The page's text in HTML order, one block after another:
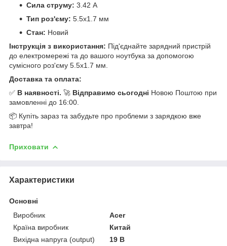
Сила струму: 3.42 А
Тип роз'єму: 5.5x1.7 мм
Стан: Новий
Інструкція з використання: Під'єднайте зарядний пристрій
до електромережі та до вашого ноутбука за допомогою
сумісного роз'єму 5.5x1.7 мм.
Доставка та оплата:
✅ В наявності. 🚀 Відправимо сьогодні Новою Поштою при
замовленні до 16:00.
📦 Купіть зараз та забудьте про проблеми з зарядкою вже
завтра!
Приховати
Характеристики
Основні
Виробник
Acer
Країна виробник
Китай
Вихідна напруга (output)
19 В